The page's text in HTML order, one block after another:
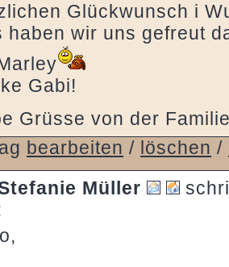
Glückwunsch i
haben wir uns gefreut
Gabi!
Grüsse von der
bearbeiten / löschen /
Müller